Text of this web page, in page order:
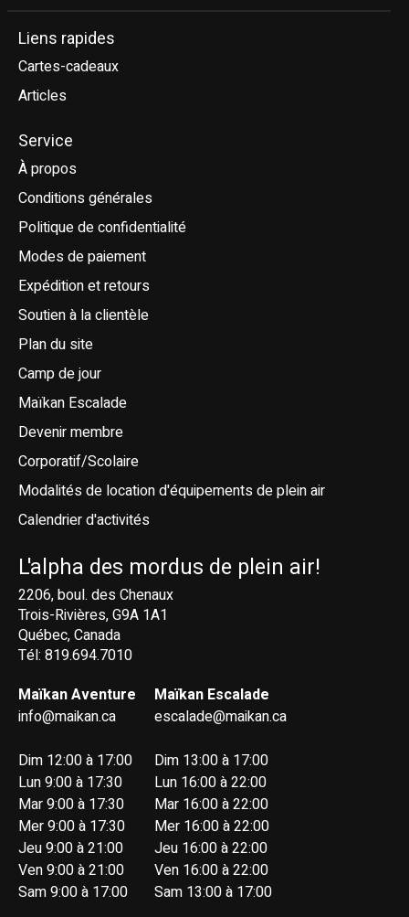
Liens rapides
Cartes-cadeaux
Articles
Service
À propos
Conditions générales
Politique de confidentialité
Modes de paiement
Expédition et retours
Soutien à la clientèle
Plan du site
Camp de jour
Maïkan Escalade
Devenir membre
Corporatif/Scolaire
Modalités de location d'équipements de plein air
Calendrier d'activités
L'alpha des mordus de plein air!
2206, boul. des Chenaux
Trois-Rivières, G9A 1A1
Québec, Canada
Tél: 819.694.7010
Maïkan Aventure
info@maikan.ca
Dim 12:00 à 17:00
Lun 9:00 à 17:30
Mar 9:00 à 17:30
Mer 9:00 à 17:30
Jeu 9:00 à 21:00
Ven 9:00 à 21:00
Sam 9:00 à 17:00
Maïkan Escalade
escalade@maikan.ca
Dim 13:00 à 17:00
Lun 16:00 à 22:00
Mar 16:00 à 22:00
Mer 16:00 à 22:00
Jeu 16:00 à 22:00
Ven 16:00 à 22:00
Sam 13:00 à 17:00